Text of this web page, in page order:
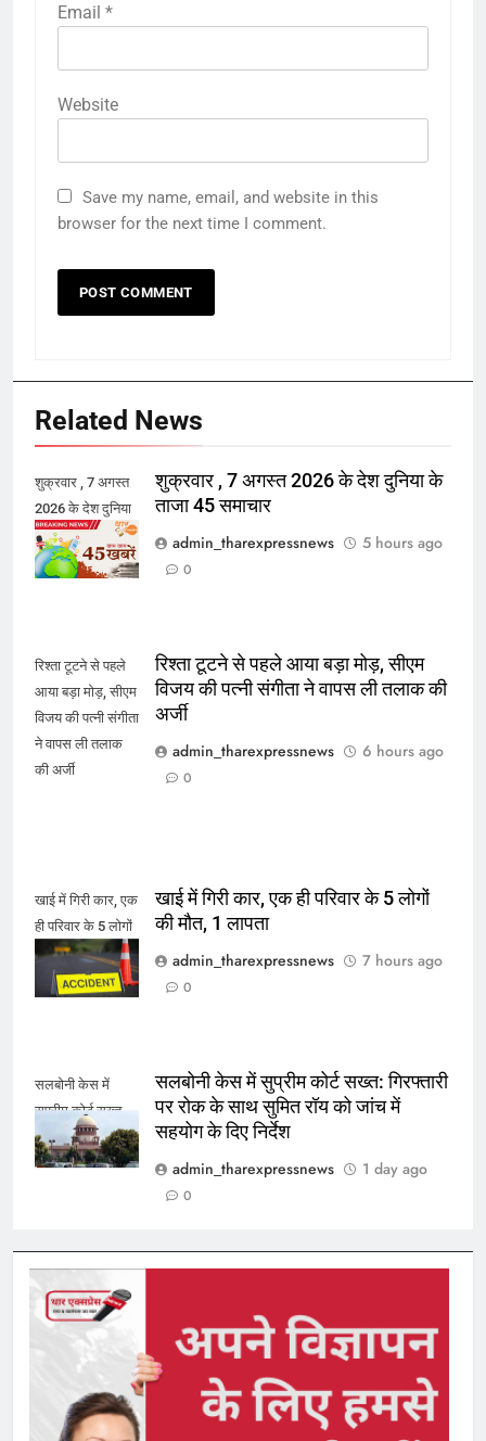
Email *
Website
Save my name, email, and website in this
browser for the next time I comment.
Related News
शुक्रवार , 7 अगस्त
2026 के देश दुनिया
के ताजा 45 समाचार
शुक्रवार , 7 अगस्त 2026 के देश दुनिया के
ताजा 45 समाचार
admin_tharexpressnews
5 hours ago
0
रिश्ता टूटने से पहले
आया बड़ा मोड़, सीएम
विजय की पत्नी संगीता
ने वापस ली तलाक
की अर्जी
रिश्ता टूटने से पहले आया बड़ा मोड़, सीएम
विजय की पत्नी संगीता ने वापस ली तलाक की
अर्जी
admin_tharexpressnews
6 hours ago
0
खाई में गिरी कार, एक
ही परिवार के 5 लोगों
की मौत, 1 लापता
खाई में गिरी कार, एक ही परिवार के 5 लोगों
की मौत, 1 लापता
admin_tharexpressnews
7 hours ago
0
सलबोनी केस में
सुप्रीम कोर्ट सख्त
सलबोनी केस में सुप्रीम कोर्ट सख्त: गिरफ्तारी
पर रोक के साथ सुमित रॉय को जांच में
सहयोग के दिए निर्देश
admin_tharexpressnews
1 day ago
0